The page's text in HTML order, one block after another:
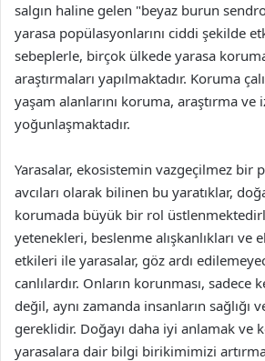
salgın haline gelen "beyaz burun
yarasa popülasyonlarını ciddi şekilde
sebeplerle, birçok ülkede yarasa
araştırmaları yapılmaktadır. Koruma
yaşam alanlarını koruma, araştırma ve
yoğunlaşmaktadır.
Yarasalar, ekosistemin vazgeçilmez bir
avcıları olarak bilinen bu yaratıklar,
korumada büyük bir rol
yetenekleri, beslenme alışkanlıkları ve
etkileri ile yarasalar, göz ardı
canlılardır. Onların korunması, sadece
değil, aynı zamanda insanların sağlığı
gereklidir. Doğayı daha iyi anlamak ve
yarasalara dair bilgi birikimimizi